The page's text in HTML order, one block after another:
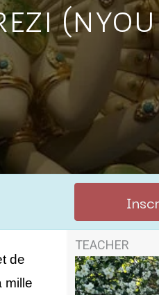
de
mille
TEACHER